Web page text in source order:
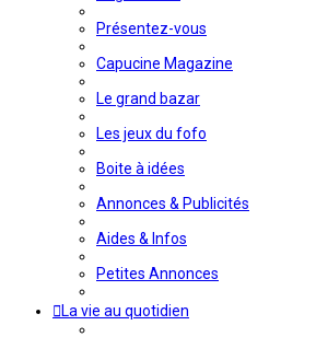
Présentez-vous
Capucine Magazine
Le grand bazar
Les jeux du fofo
Boite à idées
Annonces & Publicités
Aides & Infos
Petites Annonces
La vie au quotidien